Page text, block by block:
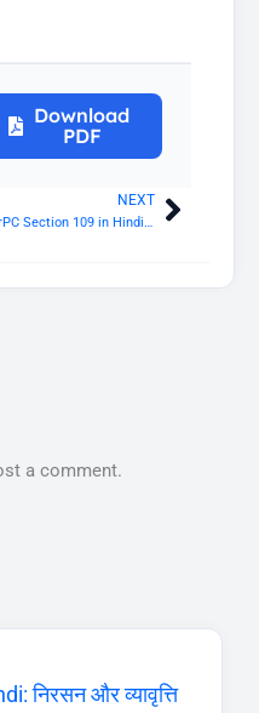
Download
PDF
NEXT
CrPC Section 109 in Hindi: संदिग्ध व्यक्तियों से सदाचार के लिए प्रतिभूति Next
a comment.
निरसन और व्यावृत्ति